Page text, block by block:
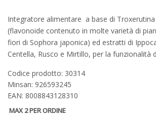
Integratore alimentare a base di
(flavonoide contenuto in molte varietà di
fiori di Sophora japonica) ed estratti di
Centella, Rusco e Mirtillo, per la funzionalità
Codice prodotto: 30314
Minsan: 926593245
EAN: 8008843128310
MAX 2 PER ORDINE